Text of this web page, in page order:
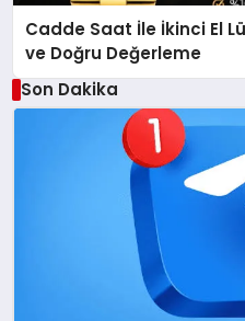
Cadde Saat İle İkinci El
ve Doğru Değerleme
Son Dakika